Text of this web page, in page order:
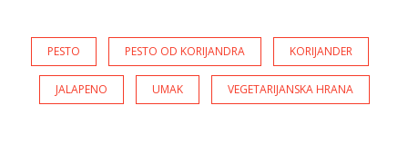
PESTO PESTO OD KORIJANDRA KORIJANDER
JALAPENO UMAK VEGETARIJANSKA HRANA